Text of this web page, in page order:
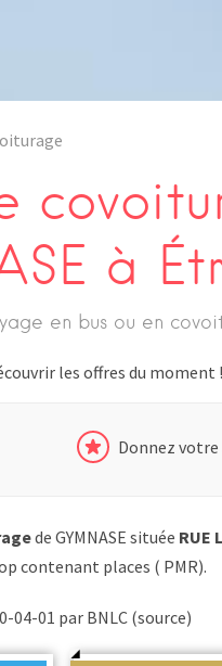
à
en bus ou en
les offres du moment !
Donnez votre
de GYMNASE située RUE
contenant places ( PMR).
04-01 par BNLC (source)